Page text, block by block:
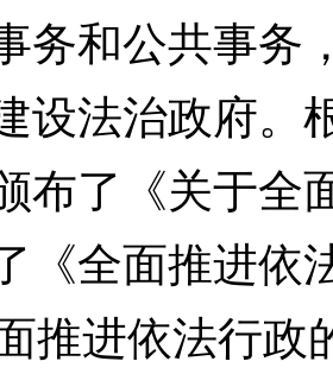
务和公共事务
设法治政府。
布了《关于全
《全面推进依
推进依法行